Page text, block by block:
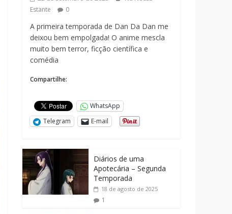
Estante
0
A primeira temporada de Dan Da Dan me
deixou bem empolgada! O anime mescla
muito bem terror, ficção científica e
comédia
Compartilhe:
WhatsApp
Telegram
E-mail
Diários de uma
Apotecária – Segunda
Temporada
18 de agosto de 2025
1